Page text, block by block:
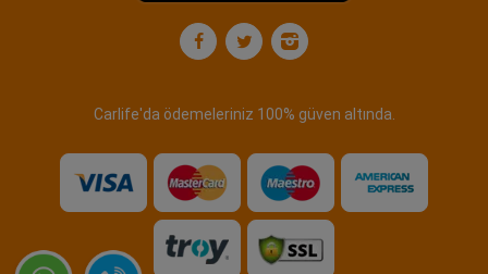
Carlife'da ödemeleriniz 100% güven altında.